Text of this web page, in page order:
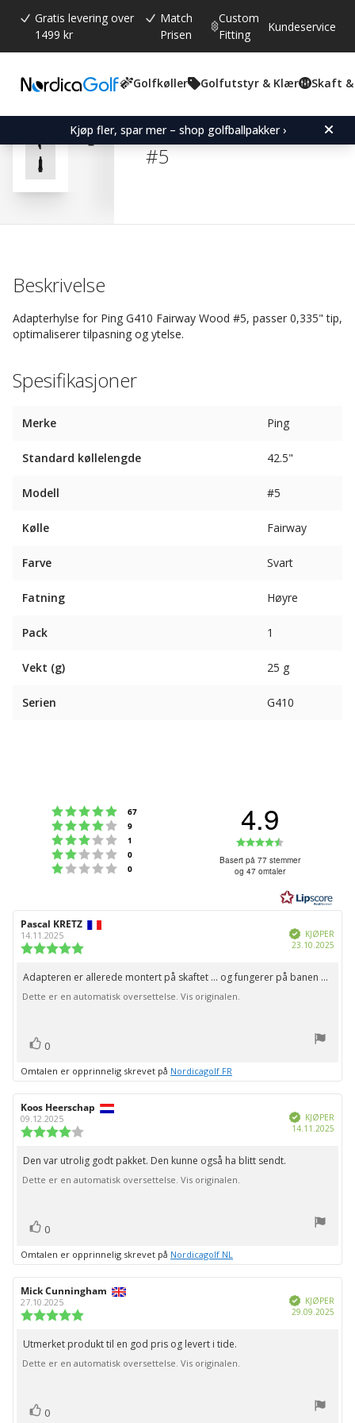
Gratis levering over
1499 kr
Match
Prisen
Custom
Fitting
Kundeservice
Golfkøller Golfutstyr & Klær Skaft &
Kjøp fler, spar mer – shop golfballpakker ›
Gjennomsnittskarakter:
4.9 (stemmer:
77)
Adapter Sleeve for Ping
#5
Beskrivelse
Adapterhylse for Ping G410 Fairway Wood #5, passer 0,335" tip,
optimaliserer tilpasning og ytelse.
Spesifikasjoner
Merke Ping
Standard køllelengde 42.5"
Modell #5
Kølle Fairway
Farve Svart
Fatning Høyre
Pack 1
Vekt (g) 25 g
Serien G410
Karakter: 5 av 5 mulige
67
Karakter: 4 av 5 mulige
9
Karakter: 3 av 5 mulige
1
Karakter: 2 av 5 mulige
0
Karakter: 1 av 5 mulige
0
4.9
4.9
av
5
Basert på 77 stemmer
og 47 omtaler
Forfatter:
Pascal KRETZ
14.11.2025
av
5
mulige
VerifisertKJØPER
23.10.2025
Omtaletekst:
Adapteren er allerede montert på skaftet ... og fungerer på banen ...
Dette er en automatisk oversettelse. Vis originalen.
Liker
0
Omtalen er opprinnelig skrevet på Nordicagolf FR
Forfatter:
Koos Heerschap
09.12.2025
av
5
mulige
VerifisertKJØPER
14.11.2025
Omtaletekst:
Den var utrolig godt pakket. Den kunne også ha blitt sendt.
Dette er en automatisk oversettelse. Vis originalen.
Liker
0
Omtalen er opprinnelig skrevet på Nordicagolf NL
Forfatter:
Mick Cunningham
27.10.2025
av
5
mulige
VerifisertKJØPER
29.09.2025
Omtaletekst:
Utmerket produkt til en god pris og levert i tide.
Dette er en automatisk oversettelse. Vis originalen.
Liker
0